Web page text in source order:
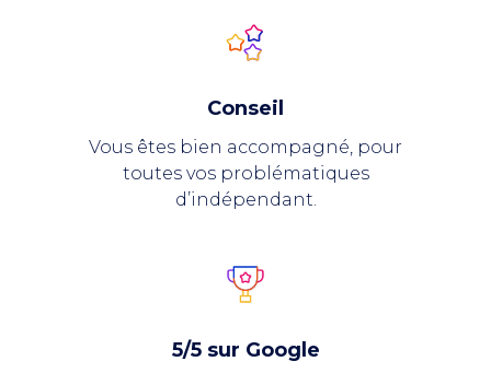
Conseil
Vous êtes bien accompagné, pour
toutes vos problématiques
d’indépendant.
5/5 sur Google